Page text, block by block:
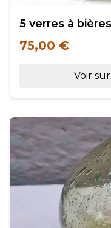
5 verres à
75,00 €
Voir